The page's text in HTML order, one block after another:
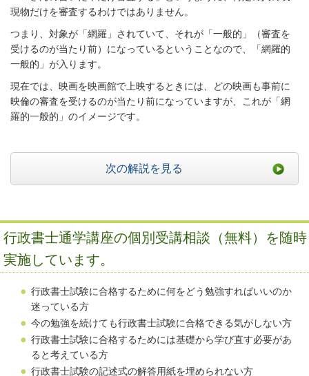
現物だけを審査するわけではありません。
つまり、対象が「網羅」されていて、それが「一般的」（審査を
受けるのが当たり前）になっているということなので、「網羅的
一般的」が入ります。
現在では、映画を映画館で上映するときには、どの映画も事前に
映倫の審査を受けるのが当たり前になっていますが、これが「網
羅的一般的」のイメージです。
次の解説を見る
行政書士通学講座の個別受講相談（無料）を随時
実施しています。
行政書士試験に合格するために何をどう勉強すればいいのか
迷っている方
今の勉強を続けても行政書士試験に合格できる気がしない方
行政書士試験に合格するためには基礎から学び直す必要があ
ると考えている方
行政書士試験の記述式の解答用紙を埋められない方